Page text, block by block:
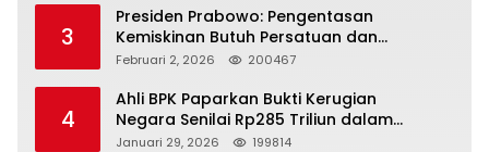
3
Presiden Prabowo: Pengentasan
Kemiskinan Butuh Persatuan dan
Kepemimpinan yang Bertanggung Jawab
Februari 2, 2026 200467
4
Ahli BPK Paparkan Bukti Kerugian
Negara Senilai Rp285 Triliun dalam
Persidangan Korupsi PT Pertamina
Januari 29, 2026 199814